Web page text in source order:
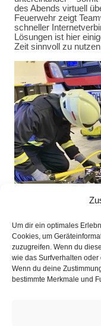
Um dir ein optimales
Cookies, um
zuzugreifen. Wenn du
wie das Surfverhalten
Wenn du deine
bestimmte Merkmale und
des Abends virtuell
Feuerwehr zeigt
schneller
Lösungen ist hier
Zeit sinnvoll zu